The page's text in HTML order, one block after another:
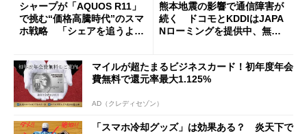
シャープが「AQUOS R11」
で挑む“価格高騰時代”のスマ
ホ戦略 「シェアを追うより
熊本地震の影響で通信障害が
続く ドコモとKDDIはJAPA
Nローミングを提供中、無料
マイルが超たまるビジネスカード！初年度年会
費無料で還元率最大1.125%
AD（クレディセゾン）
「スマホ冷却グッズ」は効果ある？ 炎天下で